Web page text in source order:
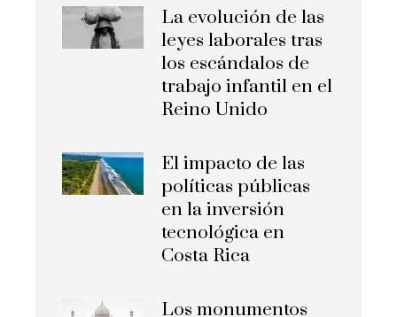
La evolución de las
leyes laborales tras
los escándalos de
trabajo infantil en el
Reino Unido
El impacto de las
políticas públicas
en la inversión
tecnológica en
Costa Rica
Los monumentos